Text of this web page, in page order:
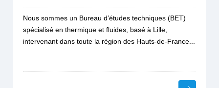
Nous sommes un Bureau d’études techniques (BET)
spécialisé en thermique et fluides, basé à Lille,
intervenant dans toute la région des Hauts-de-France...